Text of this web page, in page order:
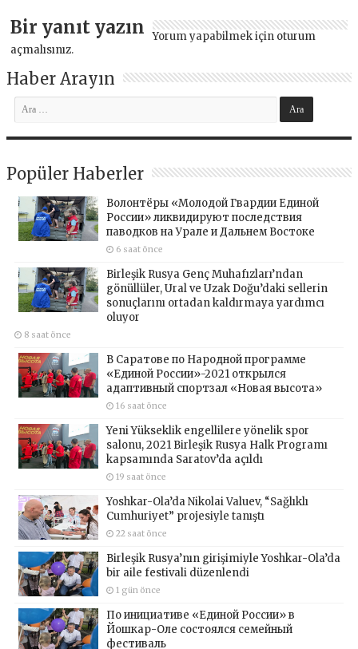
Bir yanıt yazın Yorum yapabilmek için oturum
açmalısınız.
Haber Arayın
Popüler Haberler
Волонтёры «Молодой Гвардии Единой
России» ликвидируют последствия
паводков на Урале и Дальнем Востоке
6 saat önce
Birleşik Rusya Genç Muhafızları’ndan
gönüllüler, Ural ve Uzak Doğu’daki sellerin
sonuçlarını ortadan kaldırmaya yardımcı
oluyor
8 saat önce
В Саратове по Народной программе
«Единой России»-2021 открылся
адаптивный спортзал «Новая высота»
16 saat önce
Yeni Yükseklik engellilere yönelik spor
salonu, 2021 Birleşik Rusya Halk Programı
kapsamında Saratov’da açıldı
19 saat önce
Yoshkar-Ola’da Nikolai Valuev, “Sağlıklı
Cumhuriyet” projesiyle tanıştı
22 saat önce
Birleşik Rusya’nın girişimiyle Yoshkar-Ola’da
bir aile festivali düzenlendi
1 gün önce
По инициативе «Единой России» в
Йошкар-Оле состоялся семейный
фестиваль